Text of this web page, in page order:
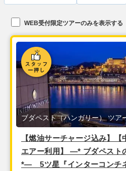
WEB受付限定ツアーのみを表示する
【燃油サーチャージ込み】
エアー利用】 ―* ブダペスト
*― 5ツ星『インターコンチ
ブダペスト（ハンガリー） ツア